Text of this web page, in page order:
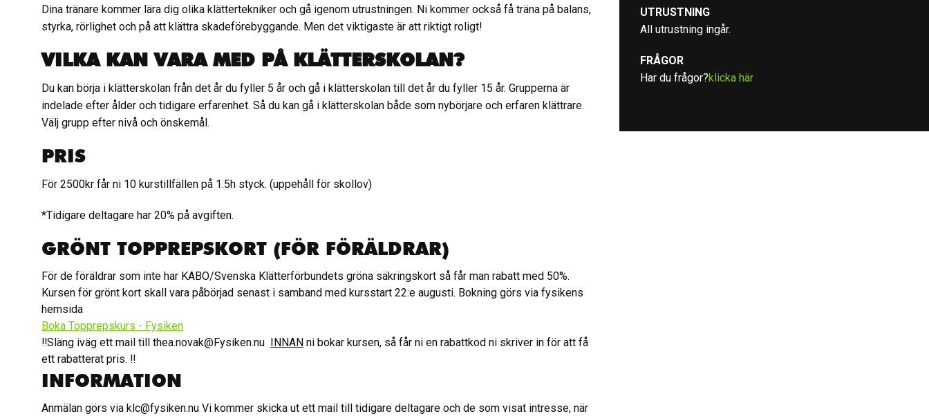
Dina tränare kommer lära dig olika klättertekniker och gå igenom utrustningen. Ni kommer också få träna på balans,
styrka, rörlighet och på att klättra skadeförebyggande. Men det viktigaste är att riktigt roligt!
VILKA KAN VARA MED PÅ KLÄTTERSKOLAN?
Du kan börja i klätterskolan från det år du fyller 5 år och gå i klätterskolan till det år du fyller 15 år. Grupperna är
indelade efter ålder och tidigare erfarenhet. Så du kan gå i klätterskolan både som nybörjare och erfaren klättrare.
Välj grupp efter nivå och önskemål.
PRIS
För 2500kr får ni 10 kurstillfällen på 1.5h styck. (uppehåll för skollov)
*Tidigare deltagare har 20% på avgiften.
GRÖNT TOPPREPSKORT (FÖR FÖRÄLDRAR)
För de föräldrar som inte har KABO/Svenska Klätterförbundets gröna säkringskort så får man rabatt med 50%.
Kursen för grönt kort skall vara påbörjad senast i samband med kursstart 22:e augusti. Bokning görs via fysikens
hemsida
Boka Topprepskurs - Fysiken
‼️Släng iväg ett mail till thea.novak@Fysiken.nu
INNAN ni bokar kursen, så får ni en rabattkod ni skriver in för att få
ett rabatterat pris. ‼️
INFORMATION
Anmälan görs via klc@fysiken.nu Vi kommer skicka ut ett mail till tidigare deltagare och de som visat intresse, när
UTRUSTNING
All utrustning ingår.
FRÅGOR
Har du frågor?klicka här